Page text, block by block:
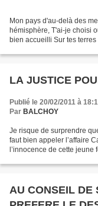
Mon pays d'au-delà des
hémisphère, T'ai-je choisi
bien accueilli Sur tes
LA JUSTICE
Publié le 20/02/2011 à
Par BALCHOY
Je risque de surprendre
faut bien appeler l’affaire
l’innocence de cette
AU CONSEIL DE